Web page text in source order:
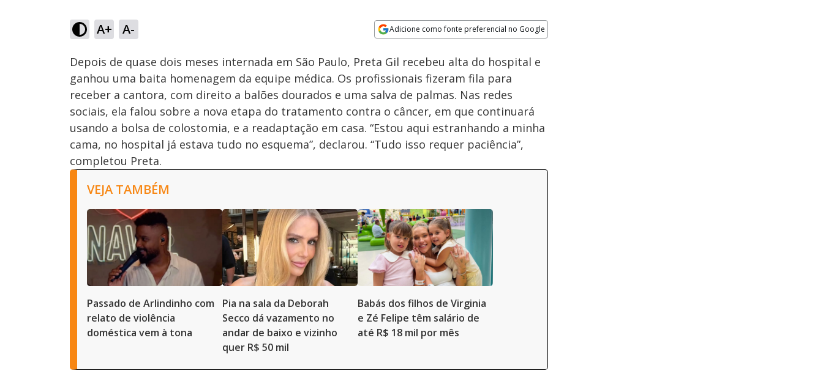
A+ A- Adicione como fonte preferencial no Google
Ativar
Som
Velocidade
Depois de quase dois meses internada em São Paulo, Preta Gil recebeu alta do hospital e
ganhou uma baita homenagem da equipe médica. Os profissionais fizeram fila para
receber a cantora, com direito a balões dourados e uma salva de palmas. Nas redes
sociais, ela falou sobre a nova etapa do tratamento contra o câncer, em que continuará
usando a bolsa de colostomia, e a readaptação em casa. “Estou aqui estranhando a minha
cama, no hospital já estava tudo no esquema”, declarou. “Tudo isso requer paciência”,
completou Preta.
VEJA TAMBÉM
Passado de Arlindinho com
relato de violência
doméstica vem à tona
Pia na sala da Deborah
Secco dá vazamento no
andar de baixo e vizinho
quer R$ 50 mil
Babás dos filhos de Virginia
e Zé Felipe têm salário de
até R$ 18 mil por mês